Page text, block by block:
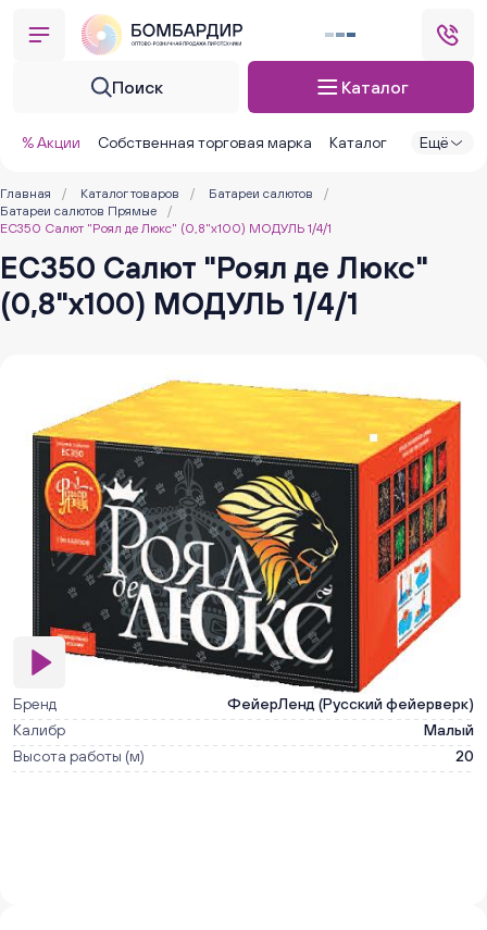
Поиск Каталог
% Акции Собственная торговая марка Каталог Ещё
Главная / Каталог товаров / Батареи салютов
/
Батареи салютов Прямые
/
ЕС350 Салют "Роял де Люкс" (0,8"х100) МОДУЛЬ 1/4/1
ЕС350 Салют "Роял де Люкс"
(0,8"х100) МОДУЛЬ 1/4/1
Бренд
ФейерЛенд (Русский фейерверк)
Калибр
Малый
Высота работы (м)
20